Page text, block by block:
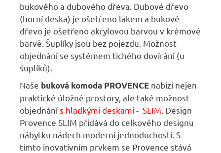
bukového a dubového dřeva. Dubové dřevo
(horní deska) je ošetřeno lakem a bukové
dřevo je ošetřeno akrylovou barvou v krémové
barvě. Šuplíky jsou bez pojezdu. Možnost
objednání se systémem tichého dovírání (u
šuplíků).
Naše buková komoda PROVENCE nabízí nejen
praktické úložné prostory, ale také možnost
objednánís hladkými deskami - SLIM. Design
Provence SLIM přidává do celkového designu
nábytku nádech moderní jednoduchosti. S
tímto inovativním prvkem se Provence stává